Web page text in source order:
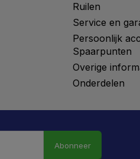
Ruilen
Service en
Persoonlijk
Spaarpunten
Overige
Onderdelen
Abonneer